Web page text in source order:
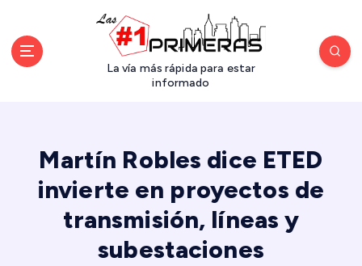
La vía más rápida para estar
informado
Martín Robles dice ETED
invierte en proyectos de
transmisión, líneas y
subestaciones